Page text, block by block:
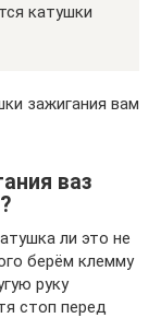
катушки
зажигания вам
ваз
ли это не
берём клемму
руку
стоп перед